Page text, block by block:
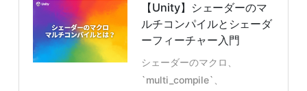
【Unity】シェーダーのマ
ルチコンパイルとシェーダ
ーフィーチャー入門
シェーダーのマクロ、
`multi_compile`、